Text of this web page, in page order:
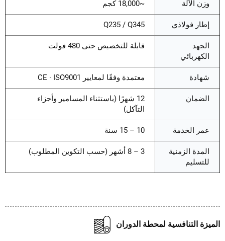
وزن الآلة
إطار فولاذي Q235 / Q345
الجهد
الكهربائي
قابلة للتخصيص حتى 480 فولت
شهادة معتمدة وفقًا لمعايير CE · ISO9001
الضمان
12 شهرًا (باستثناء المسامير وأجزاء
التآكل)
عمر الخدمة
المدة الزمنية
للتسليم
التنافسية لمحطة الدوران